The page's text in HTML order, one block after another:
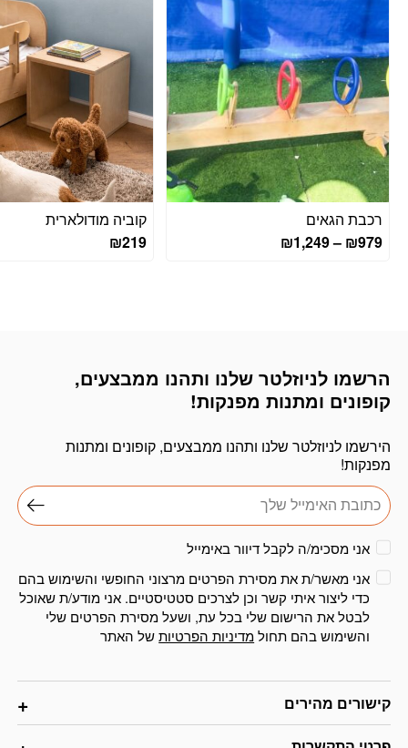
רכבת הגאים
₪979
–
₪1,249 טווח
קוביה מודולארית
₪219
קישורים מהירים
הרשמו לניוזלטר שלנו ותהנו ממבצעים,
קופונים ומתנות מפנקות!
הירשמו לניוזלטר שלנו ותהנו ממבצעים, קופונים ומתנות
מפנקות!
דוא׳׳ל
אני מסכימ/ה לקבל דיוור באימייל
אני מאשר/ת את מסירת הפרטים מרצוני החופשי והשימוש בהם
כדי ליצור איתי קשר וכן לצרכים סטטיסטיים. אני מודע/ת שאוכל
לבטל את הרישום שלי בכל עת, ושעל מסירת הפרטים שלי
והשימוש בהם תחולמדיניות הפרטיותשל האתר